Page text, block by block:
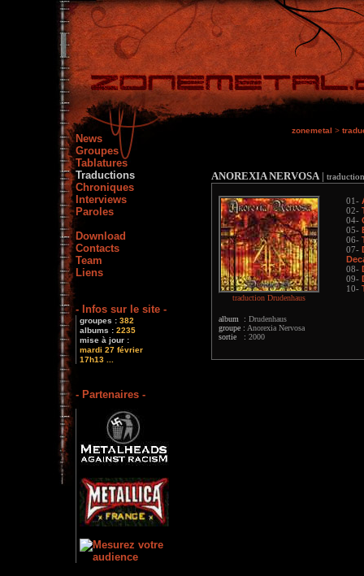
News
Groupes
Tablatures
Traductions
Chroniques
Interviews
Paroles
Download
Contacts
Team
Liens
- Infos sur le site -
groupes : 382
albums : 2235
mise à jour :
mardi 27 février
17h13 ...
- Partenaires -
zonemetal >
ANOREXIA NERVOSA| traduction
traduction Drudenhaus
album : Drudenhaus
groupe : Anorexia Nervosa
sortie : 2000
01-
02-
04-
05-
06-
07-
08-
09-
10-